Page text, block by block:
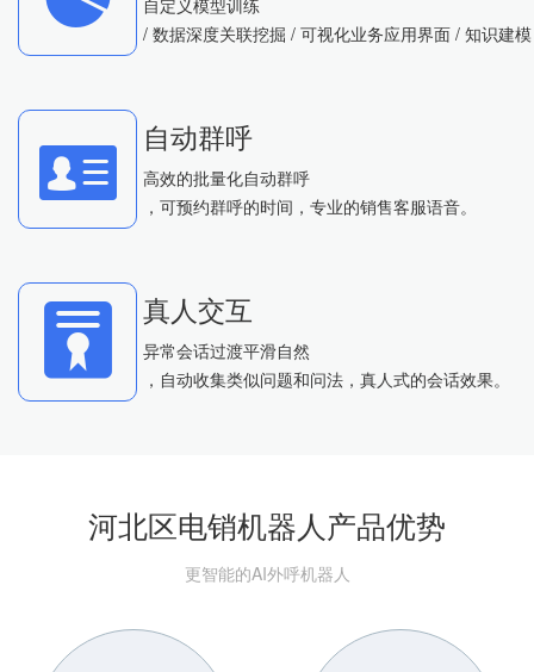
自定义模型训练
/ 数据深度关联挖掘 / 可视化业务应用界面 / 知识建模
自动群呼
高效的批量化自动群呼
，可预约群呼的时间，专业的销售客服语音。
真人交互
异常会话过渡平滑自然
，自动收集类似问题和问法，真人式的会话效果。
河北区电销机器人产品优势
更智能的AI外呼机器人